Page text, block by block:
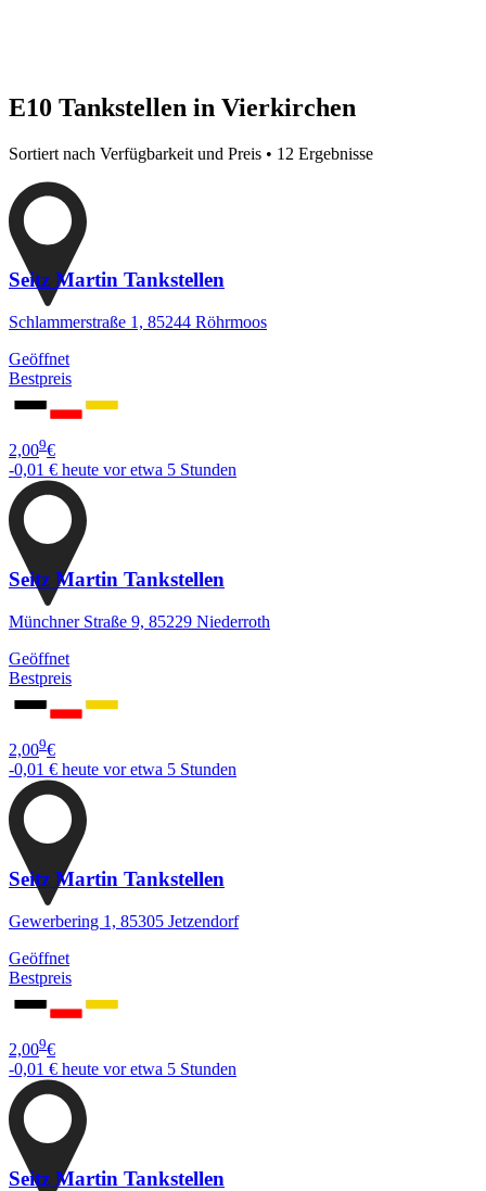
E10 Tankstellen in Vierkirchen
Sortiert nach Verfügbarkeit und Preis • 12 Ergebnisse
Seitz Martin Tankstellen
Schlammerstraße 1, 85244 Röhrmoos
Geöffnet
Bestpreis
2,009€
-0,01 € heute vor etwa 5 Stunden
Seitz Martin Tankstellen
Münchner Straße 9, 85229 Niederroth
Geöffnet
Bestpreis
2,009€
-0,01 € heute vor etwa 5 Stunden
Seitz Martin Tankstellen
Gewerbering 1, 85305 Jetzendorf
Geöffnet
Bestpreis
2,009€
-0,01 € heute vor etwa 5 Stunden
Seitz Martin Tankstellen